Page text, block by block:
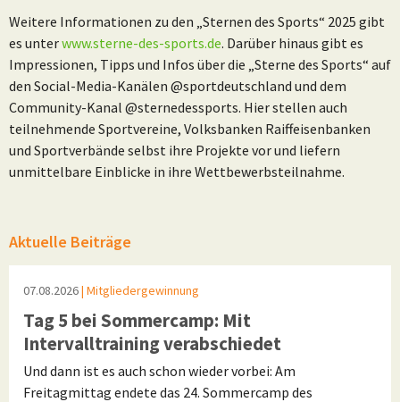
Weitere Informationen zu den „Sternen des Sports“ 2025 gibt
es unterwww.sterne-des-sports.de. Darüber hinaus gibt es
Impressionen, Tipps und Infos über die „Sterne des Sports“ auf
den Social-Media-Kanälen @sportdeutschland und dem
Community-Kanal @sternedessports. Hier stellen auch
teilnehmende Sportvereine, Volksbanken Raiffeisenbanken
und Sportverbände selbst ihre Projekte vor und liefern
unmittelbare Einblicke in ihre Wettbewerbsteilnahme.
Aktuelle Beiträge
07.08.2026| Mitgliedergewinnung
Tag 5 bei Sommercamp: Mit
Intervalltraining verabschiedet
Und dann ist es auch schon wieder vorbei: Am
Freitagmittag endete das 24. Sommercamp des